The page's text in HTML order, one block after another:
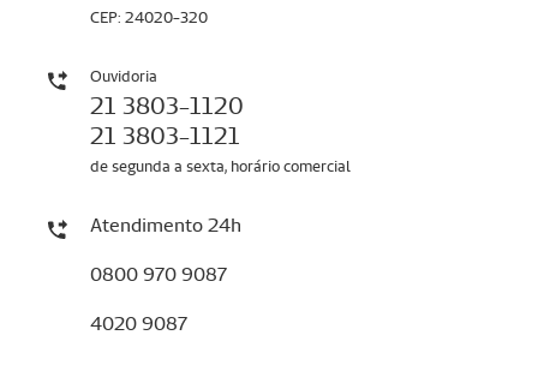
CEP: 24020-320
Ouvidoria
21 3803-1120
21 3803-1121
de segunda a sexta, horário comercial
Atendimento 24h
0800 970 9087
4020 9087